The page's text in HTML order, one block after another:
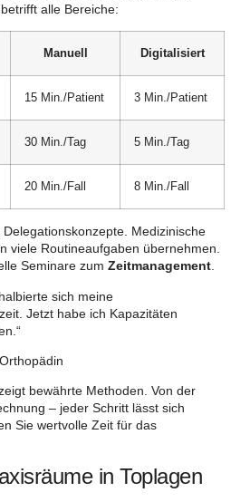
alle Bereiche:
Manuell Digitalisiert
15 Min./Patient 3 Min./Patient
30 Min./Tag 5 Min./Tag
20 Min./Fall 8 Min./Fall
Medizinische
viele Routineaufgaben übernehmen.
Seminare zum Zeitmanagement.
sich meine
Jetzt habe ich Kapazitäten
bewährte Methoden. Von der
– jeder Schritt lässt sich
Sie wertvolle Zeit für das
in Toplagen